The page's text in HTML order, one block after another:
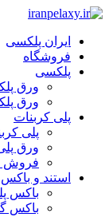
ایران پلکسی
فروشگاه
پلکسی
ورق
ورق
پلی کربنات
پلی
ورق
فروش
استند و باکس
باکس
باکس